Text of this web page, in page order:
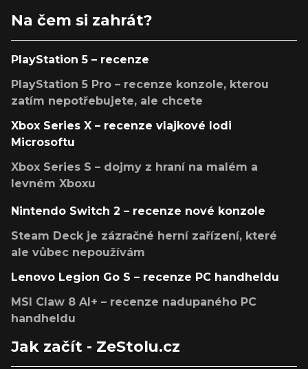
Na čem si zahrát?
PlayStation 5 – recenze
PlayStation 5 Pro – recenze konzole, kterou
zatím nepotřebujete, ale chcete
Xbox Series X – recenze vlajkové lodi
Microsoftu
Xbox Series S – dojmy z hraní na malém a
levném Xboxu
Nintendo Switch 2 – recenze nové konzole
Steam Deck je zázračné herní zařízení, které
ale vůbec nepoužívám
Lenovo Legion Go S – recenze PC handheldu
MSI Claw 8 AI+ – recenze nadupaného PC
handheldu
Jak začít - ZeStolu.cz